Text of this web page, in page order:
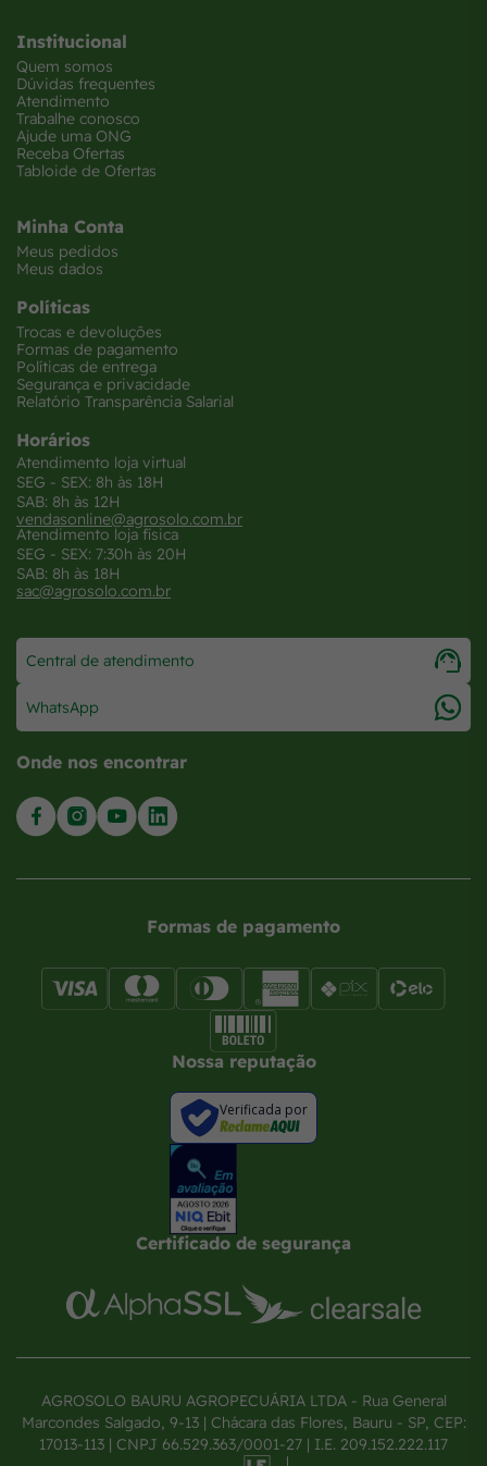
Institucional
Quem somos
Dúvidas frequentes
Atendimento
Trabalhe conosco
Ajude uma ONG
Receba Ofertas
Tabloide de Ofertas
Minha Conta
Meus pedidos
Meus dados
Políticas
Trocas e devoluções
Formas de pagamento
Políticas de entrega
Segurança e privacidade
Relatório Transparência Salarial
Horários
Atendimento loja virtual
SEG - SEX: 8h às 18H
SAB: 8h às 12H
vendasonline@agrosolo.com.br
Atendimento loja física
SEG - SEX: 7:30h às 20H
SAB: 8h às 18H
sac@agrosolo.com.br
Central de atendimento
WhatsApp
Onde nos encontrar
Formas de pagamento
Nossa reputação
Verificada por
Certificado de segurança
AGROSOLO BAURU AGROPECUÁRIA LTDA - Rua General
Marcondes Salgado, 9-13 | Chácara das Flores, Bauru - SP, CEP:
17013-113 | CNPJ 66.529.363/0001-27 | I.E. 209.152.222.117